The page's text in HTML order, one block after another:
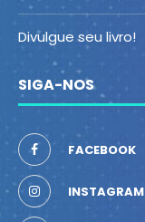
Divulgue seu livro!
SIGA-NOS
FACEBOOK
INSTAGRAM